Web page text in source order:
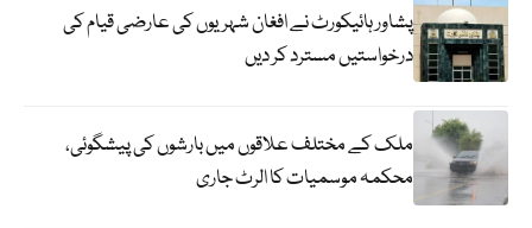
پشاور ہائیکورٹ نے افغان شہریوں کی عارضی قیام کی
درخواستیں مسترد کر دیں
ملک کے مختلف علاقوں میں بارشوں کی پیشگوئی،
محکمہ موسمیات کا الرٹ جاری